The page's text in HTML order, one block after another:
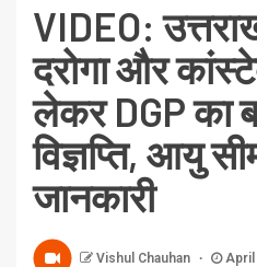
VIDEO:
दरोगा और
लेकर DGP का
विज्ञप्ति, आयु
जानकारी
Vishul Chauhan April